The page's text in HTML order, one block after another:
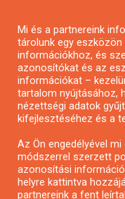
Pályázatírás civil
Pályázatírás
Pályázatfigyelés
Specifikus
Pályázatok
Mi és a partnereink
tárolunk egy
információkhoz, és
azonosítókat és az
információkat –
tartalom nyújtásához,
nézettségi adatok
kifejlesztéséhez és a
Az Ön engedélyével
módszerrel szerzett
azonosítási
helyre kattintva
partnereink a fent